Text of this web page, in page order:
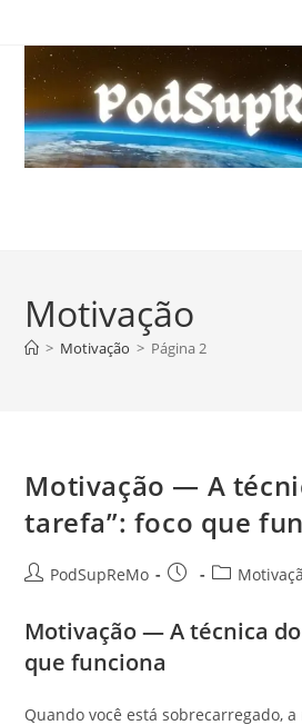
para
conteúdo
Motivação
> Motivação > Página 2
Motivação — A
tarefa”: foco que
Autor
post:
PodSupReMo
Post
Categoria
post:
Motivação — A técnica
que funciona
Quando você está sobrecarregado,